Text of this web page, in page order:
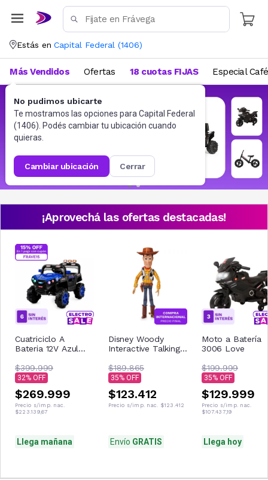
Estás en Capital Federal (1406)
No pudimos ubicarte
Te mostramos las opciones para Capital Federal
(1406). Podés cambiar tu ubicación cuando
quieras.
cambiar ubicación cerrar
Más Vendidos Ofertas 18 cuotas FIJAS Especial Café
¡Aprovechá las ofertas destacadas!
Cuatriciclo A
Bateria 12V Azul
Remoto Musica Usb
Luces
$399.999
32
$269.999
Precio s/imp. nac.
$223.139,67
Llega mañana
Disney Woody
Interactive Talking
$189.865
35
$123.412
Precio s/imp. nac. $123.412
Envío GRATIS
Moto a Batería
3006 Love
$199.999
35
$129.999
Precio s/imp. nac.
$107.437,19
Llega hoy